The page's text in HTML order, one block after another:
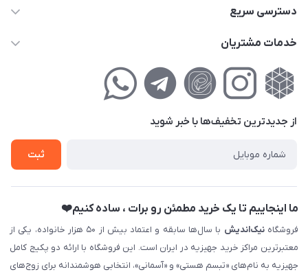
02177111474
کوچه گلریز 4 غربی ، پلاک 13
دسترسی سریع
حساب کاربری
لیست محصولات
خدمات مشتریان
راهنمای‌خرید‌آنلاین
حریم خصوصی
فروش‌اقساطی
از جدید‌ترین تخفیف‌ها با‌ خبر شوید
ثبت
ما اینجاییم تا یک خرید مطمئن رو برات ، ساده کنیم❤️
فروشگاهنیک‌اندیش
با سال‌ها سابقه و اعتماد بیش از ۵۰ هزار خانواده، یکی از
معتبرترین مراکز خرید جهیزیه در ایران است. این فروشگاه با ارائه دو پکیج کامل
جهیزیه به نام‌های «تبسم هستی» و «آسمانی»، انتخابی هوشمندانه برای زوج‌های